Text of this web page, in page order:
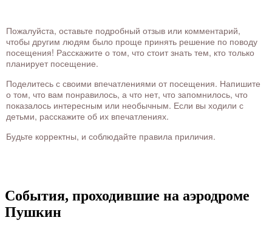
Пожалуйста, оставьте подробный отзыв или комментарий,
чтобы другим людям было проще принять решение по поводу
посещения! Расскажите о том, что стоит знать тем, кто только
планирует посещение.
Поделитесь с своими впечатлениями от посещения. Напишите
о том, что вам понравилось, а что нет, что запомнилось, что
показалось интересным или необычным. Если вы ходили с
детьми, расскажите об их впечатлениях.
Будьте корректны, и соблюдайте правила приличия.
События, проходившие на аэродроме
Пушкин